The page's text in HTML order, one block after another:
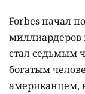
Forbes начал
миллиардеров
стал седьмым
богатым
американцем,